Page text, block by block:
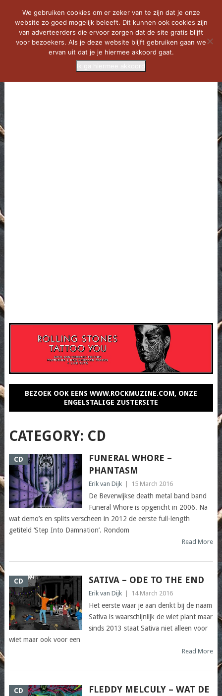
BEZOEK OOK EENS WWW.ROCKMUZINE.COM, ONZE
ENGELSTALIGE ZUSTERSITE
CATEGORY: CD
CD
FUNERAL WHORE –
PHANTASM
Erik van Dijk 15 March 2016
De Beverwijkse death metal band band
Funeral Whore is opgericht in 2006. Na
wat demo’s en splits verscheen in 2012 de eerste full-length
getiteld ‘Step Into Damnation’. Rondom
Read More
CD SATIVA – ODE TO THE END
Erik van Dijk 14 March 2016
Het eerste waar je aan denkt bij de naam
Sativa is waarschijnlijk de wiet plant maar
sinds 2013 staat Sativa niet alleen voor
wiet maar ook voor een
Read More
CD
FLEDDY MELCULY – WAT DE
We gebruiken cookies om er zeker van te zijn dat je onze
website zo goed mogelijk beleeft. Dit kunnen ook cookies zijn
van adverteerders die ervoor zorgen dat de site gratis blijft
voor bezoekers. Als je deze website blijft gebruiken gaan we
ervan uit dat je je hiermee akkoord gaat.
Ik ga hiermee akkoord